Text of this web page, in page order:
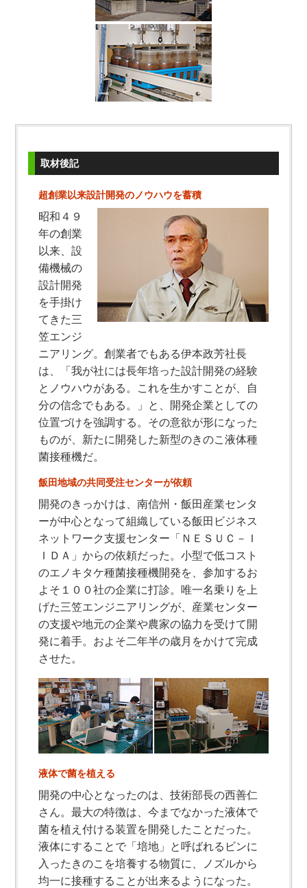
取材後記
超創業以来設計開発のノウハウを蓄積
昭和４９
年の創業
以来、設
備機械の
設計開発
を手掛け
てきた三
笠エンジ
ニアリング。創業者でもある伊本政芳社長
は、「我が社には長年培った設計開発の経験
とノウハウがある。これを生かすことが、自
分の信念でもある。」と、開発企業としての
位置づけを強調する。その意欲が形になった
ものが、新たに開発した新型のきのこ液体種
菌接種機だ。
飯田地域の共同受注センターが依頼
開発のきっかけは、南信州・飯田産業センタ
ーが中心となって組織している飯田ビジネス
ネットワーク支援センター「ＮＥＳＵＣ－Ｉ
ＩＤＡ」からの依頼だった。小型で低コスト
のエノキタケ種菌接種機開発を、参加するお
よそ１００社の企業に打診。唯一名乗りを上
げた三笠エンジニアリングが、産業センター
の支援や地元の企業や農家の協力を受けて開
発に着手。およそ二年半の歳月をかけて完成
させた。
液体で菌を植える
開発の中心となったのは、技術部長の西善仁
さん。最大の特徴は、今までなかった液体で
菌を植え付ける装置を開発したことだった。
液体にすることで「培地」と呼ばれるビンに
入ったきのこを培養する物質に、ノズルから
均一に接種することが出来るようになった。